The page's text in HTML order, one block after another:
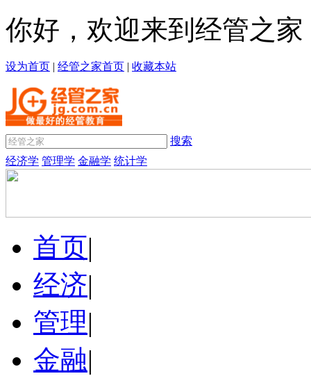
你好，欢迎来到经管之家
设为首页 | 经管之家首页 | 收藏本站
搜索
经济学 管理学 金融学 统计学
首页|
经济|
管理|
金融|